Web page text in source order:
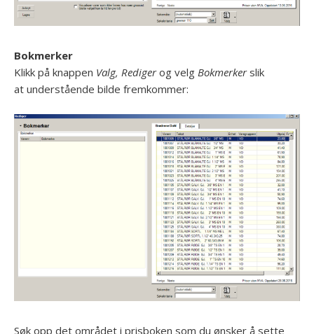
Bokmerker
Klikk på knappen Valg, Redigerog velg Bokmerkerslik
at understående bilde fremkommer:
Søk opp det området i prisboken som du ønsker å sette